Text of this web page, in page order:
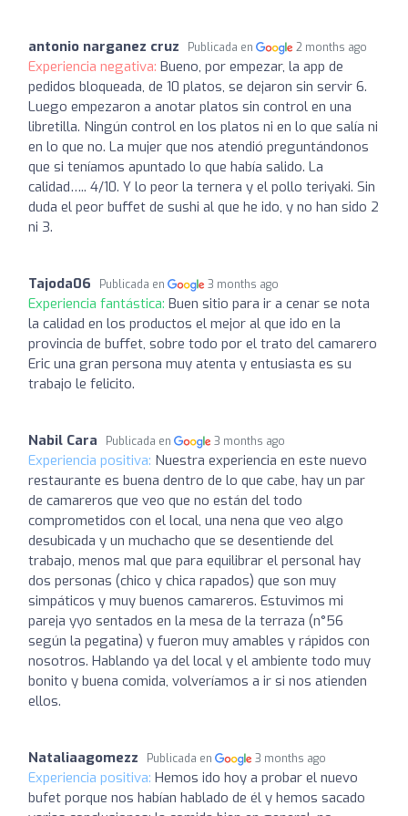
antonio narganez cruz Publicada en 2 months ago
Experiencia negativa: Bueno, por empezar, la app de
pedidos bloqueada, de 10 platos, se dejaron sin servir 6.
Luego empezaron a anotar platos sin control en una
libretilla. Ningún control en los platos ni en lo que salía ni
en lo que no. La mujer que nos atendió preguntándonos
que si teníamos apuntado lo que había salido. La
calidad….. 4/10. Y lo peor la ternera y el pollo teriyaki. Sin
duda el peor buffet de sushi al que he ido, y no han sido 2
ni 3.
Tajoda06 Publicada en 3 months ago
Experiencia fantástica: Buen sitio para ir a cenar se nota
la calidad en los productos el mejor al que ido en la
provincia de buffet, sobre todo por el trato del camarero
Eric una gran persona muy atenta y entusiasta es su
trabajo le felicito.
Nabil Cara Publicada en 3 months ago
Experiencia positiva: Nuestra experiencia en este nuevo
restaurante es buena dentro de lo que cabe, hay un par
de camareros que veo que no están del todo
comprometidos con el local, una nena que veo algo
desubicada y un muchacho que se desentiende del
trabajo, menos mal que para equilibrar el personal hay
dos personas (chico y chica rapados) que son muy
simpáticos y muy buenos camareros. Estuvimos mi
pareja yyo sentados en la mesa de la terraza (n°56
según la pegatina) y fueron muy amables y rápidos con
nosotros. Hablando ya del local y el ambiente todo muy
bonito y buena comida, volveríamos a ir si nos atienden
ellos.
Nataliaagomezz Publicada en 3 months ago
Experiencia positiva: Hemos ido hoy a probar el nuevo
bufet porque nos habían hablado de él y hemos sacado